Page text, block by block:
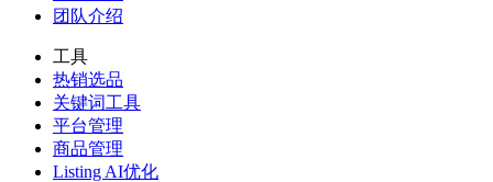
团队介绍
工具
热销选品
关键词工具
平台管理
商品管理
Listing AI优化